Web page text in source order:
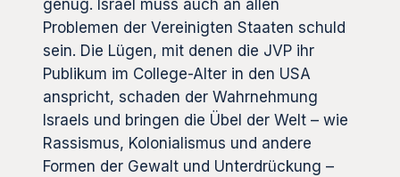
genug. Israel muss auch an allen
Problemen der Vereinigten Staaten schuld
sein. Die Lügen, mit denen die JVP ihr
Publikum im College-Alter in den USA
anspricht, schaden der Wahrnehmung
Israels und bringen die Übel der Welt – wie
Rassismus, Kolonialismus und andere
Formen der Gewalt und Unterdrückung –